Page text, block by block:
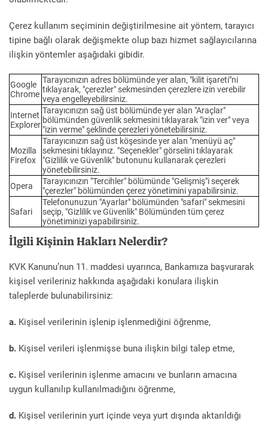
Çerez kullanım seçiminin değiştirilmesine ait yöntem, tarayıcı
tipine bağlı olarak değişmekte olup bazı hizmet sağlayıcılarına
ilişkin yöntemler aşağıdaki gibidir.
Google
Chrome
Tarayıcınızın adres bölümünde yer alan, "kilit işareti"ni
tıklayarak, "çerezler" sekmesinden çerezlere izin verebilir
veya engelleyebilirsiniz.
Internet
Explorer
Tarayıcınızın sağ üst bölümünde yer alan "Araçlar"
bölümünden güvenlik sekmesini tıklayarak "izin ver" veya
"izin verme" şeklinde çerezleri yönetebilirsiniz.
Mozilla
Firefox
Tarayıcınızın sağ üst köşesinde yer alan "menüyü aç"
sekmesini tıklayınız. "Seçenekler" görselini tıklayarak
"Gizlilik ve Güvenlik" butonunu kullanarak çerezleri
yönetebilirsiniz.
Opera
Tarayıcınızın "Tercihler" bölümünde "Gelişmiş"i seçerek
"çerezler" bölümünden çerez yönetimini yapabilirsiniz.
Safari
Telefonunuzun "Ayarlar" bölümünden "safari" sekmesini
seçip, "Gizlilik ve Güvenlik" Bölümünden tüm çerez
yönetiminizi yapabilirsiniz.
İlgili Kişinin Hakları Nelerdir?
KVK Kanunu’nun 11. maddesi uyarınca, Bankamıza başvurarak
kişisel verileriniz hakkında aşağıdaki konulara ilişkin
taleplerde bulunabilirsiniz:
a. Kişisel verilerinin işlenip işlenmediğini öğrenme,
b. Kişisel verileri işlenmişse buna ilişkin bilgi talep etme,
c. Kişisel verilerinin işlenme amacını ve bunların amacına
uygun kullanılıp kullanılmadığını öğrenme,
d. Kişisel verilerinin yurt içinde veya yurt dışında aktarıldığı